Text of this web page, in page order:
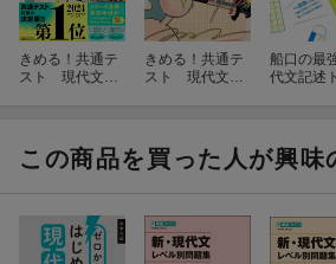
きめる！共通テ
スト 現代文
きめる！共通テ
スト 現代文
船口の最
代文記述
この商品を買った人が興味